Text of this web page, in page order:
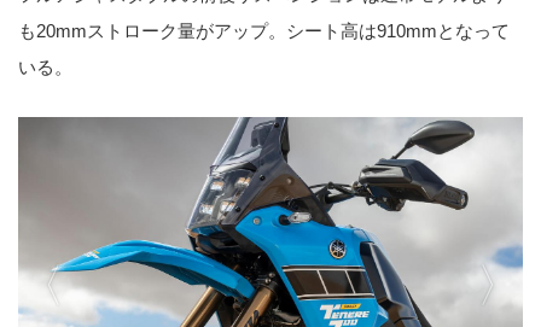
も20mmストローク量がアップ。シート高は910mmとなって
いる。